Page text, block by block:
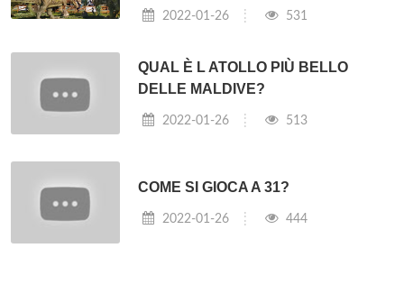
2022-01-26 531
QUAL È L ATOLLO PIÙ BELLO
DELLE MALDIVE?
2022-01-26 513
COME SI GIOCA A 31?
2022-01-26 444